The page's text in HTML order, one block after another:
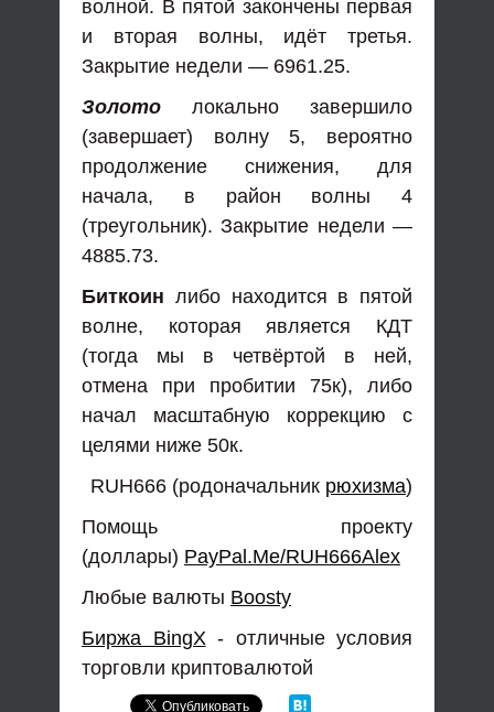
волной. В пятой закончены первая
и вторая волны, идёт третья.
Закрытие недели — 6961.25.
Золото локально завершило
(завершает) волну 5, вероятно
продолжение снижения, для
начала, в район волны 4
(треугольник). Закрытие недели —
4885.73.
Биткоин либо находится в пятой
волне, которая является КДТ
(тогда мы в четвёртой в ней,
отмена при пробитии 75к), либо
начал масштабную коррекцию с
целями ниже 50к.
RUH666 (родоначальник рюхизма)
Помощь проекту
(доллары) PayPal.Me/RUH666Alex
Любые валюты Boosty
Биржа BingX- отличные условия
торговли криптовалютой